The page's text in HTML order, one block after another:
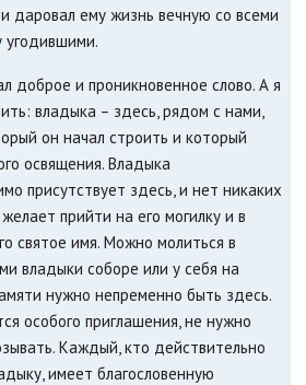
даровал ему жизнь вечную со всеми
угодившими.
доброе и проникновенное слово. А я
владыка – здесь, рядом с нами,
он начал строить и который
освящения. Владыка
присутствует здесь, и нет никаких
прийти на его могилку и в
святое имя. Можно молиться в
владыки соборе или у себя на
нужно непременно быть здесь.
особого приглашения, не нужно
Каждый, кто действительно
имеет благословенную